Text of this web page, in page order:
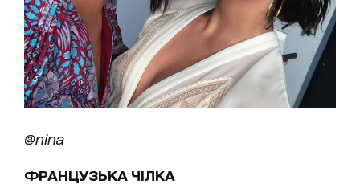
@nina
ФРАНЦУЗЬКА ЧІЛКА